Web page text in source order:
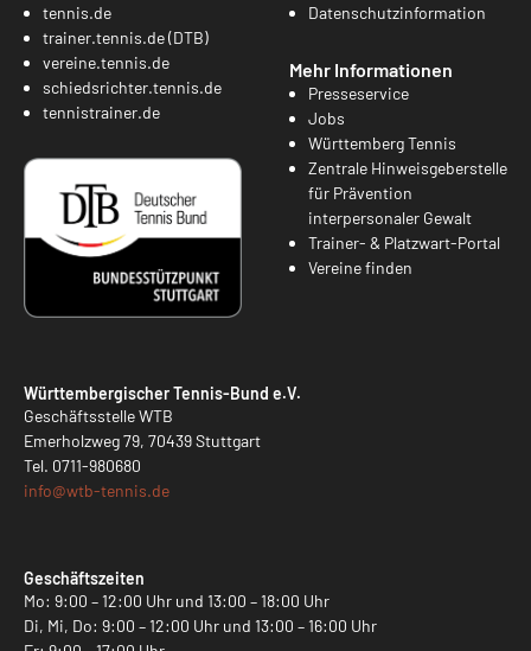
tennis.de
trainer.tennis.de (DTB)
vereine.tennis.de
schiedsrichter.tennis.de
tennistrainer.de
Datenschutzinformation
Mehr Informationen
Presseservice
Jobs
Württemberg Tennis
Zentrale Hinweisgeberstelle
für Prävention
interpersonaler Gewalt
Trainer- & Platzwart-Portal
Vereine finden
Württembergischer Tennis-Bund e.V.
Geschäftsstelle WTB
Emerholzweg 79, 70439 Stuttgart
Tel. 0711-980680
info@wtb-tennis.de
Geschäftszeiten
Mo: 9:00 – 12:00 Uhr und 13:00 – 18:00 Uhr
Di, Mi, Do: 9:00 – 12:00 Uhr und 13:00 – 16:00 Uhr